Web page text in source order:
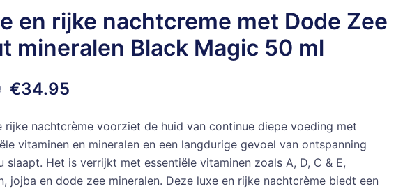
en rijke nachtcreme met Dode Zee
mineralen Black Magic 50 ml
Oorspronkelijke
was:
€68.00.
€34.95
prijs
is:
€34.95.
rijke nachtcrème voorziet de huid van continue diepe voeding met
vitaminen en mineralen en een langdurige gevoel van ontspanning
slaapt. Het is verrijkt met essentiële vitaminen zoals A, D, C & E,
jojba en dode zee mineralen. Deze luxe en rijke nachtcrème biedt een